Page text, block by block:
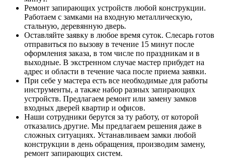
Ремонт запирающих устройств любой конструкции.
Работаем с замками на входную металлическую,
стальную, деревянную дверь.
Оставляйте заявку в любое время суток. Слесарь готов
отправиться по вызову в течение 15 минут после
оформления заказа, в том числе по праздникам и в
выходные. В экстренном случае мастер прибудет на
адрес и области в течение часа после приема заявки.
При себе у мастера есть все необходимые для работы
инструменты, а также набор разных запирающих
устройств. Предлагаем ремонт или замену замков
входных дверей квартир и офисов.
Наши сотрудники берутся за ту работу, от которой
отказались другие. Мы предлагаем решения даже в
сложных ситуациях. Устанавливаем замки любой
конструкции в день обращения, производим замену,
ремонт запирающих систем.